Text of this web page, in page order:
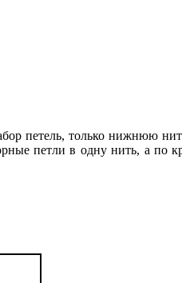
петель, только нижнюю
петли в одну нить, а по